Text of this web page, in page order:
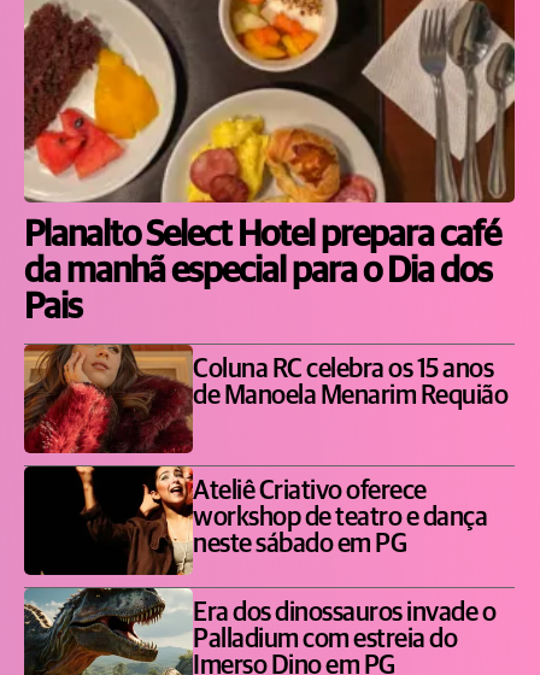
Planalto Select Hotel prepara café
da manhã especial para o Dia dos
Pais
Coluna RC celebra os 15 anos
de Manoela Menarim Requião
Ateliê Criativo oferece
workshop de teatro e dança
neste sábado em PG
Era dos dinossauros invade o
Palladium com estreia do
Imerso Dino em PG